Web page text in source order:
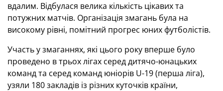
вдалим. Відбулася велика кількість цікавих та
потужних матчів. Організація змагань була на
високому рівні, помітний прогрес юних футболістів.
Участь у змаганнях, які цього року вперше було
проведено в трьох лігах серед дитячо-юнацьких
команд та серед команд юніорів U-19 (перша ліга),
узяли 180 закладів із різних куточків країни,